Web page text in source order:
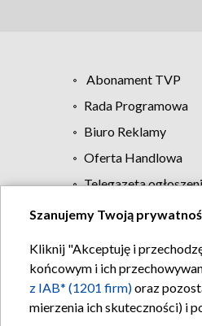
Abonament TVP
Rada Programowa
Biuro Reklamy
Oferta Handlowa
Telegazeta
Szanujemy Twoją
Kliknij "Akceptuję i
końcowym i ich
z IAB* (1201 firm)oraz
mierzenia ich skuteczności) i